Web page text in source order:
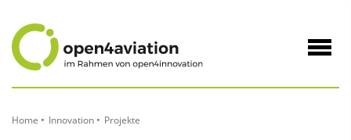
Inhalt
Home Innovation Projekte